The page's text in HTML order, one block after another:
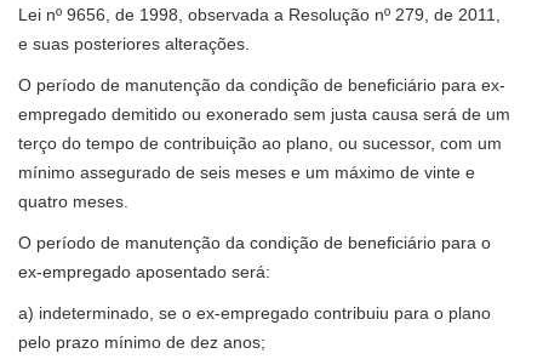
Lei nº 9656, de 1998, observada a Resolução nº 279, de 2011,
e suas posteriores alterações.
O período de manutenção da condição de beneficiário para ex-
empregado demitido ou exonerado sem justa causa será de um
terço do tempo de contribuição ao plano, ou sucessor, com um
mínimo assegurado de seis meses e um máximo de vinte e
quatro meses.
O período de manutenção da condição de beneficiário para o
ex-empregado aposentado será:
a) indeterminado, se o ex-empregado contribuiu para o plano
pelo prazo mínimo de dez anos;